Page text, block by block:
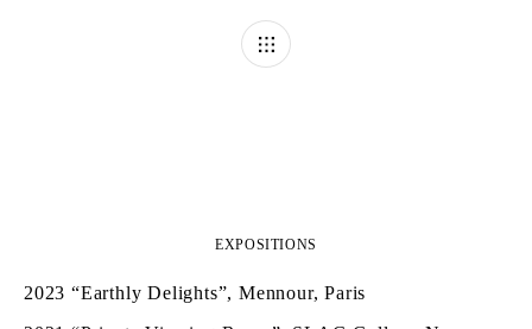
EXPOSITIONS
2023 “Earthly Delights”, Mennour, Paris